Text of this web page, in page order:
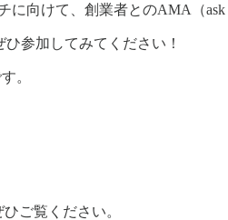
向けて、創業者とのAMA（ask
参加してみてください！
。
ご覧ください。